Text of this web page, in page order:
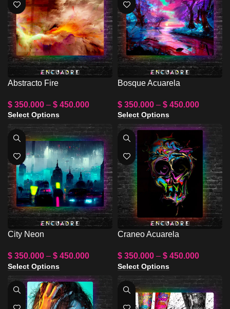
Abstracto Fire
$ 350.000 – $ 450.000
Select Options
Bosque Acuarela
$ 350.000 – $ 450.000
Select Options
City Neon
$ 350.000 – $ 450.000
Select Options
Craneo Acuarela
$ 350.000 – $ 450.000
Select Options